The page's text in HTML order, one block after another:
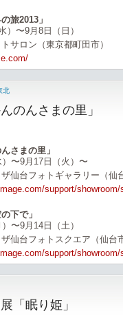
旅2013」
）〜9月8日（日）
サロン（東京都町田市）
北
のんさまの里」
さまの里」
〜9月17日（火）〜
仙台フォトギャラリー（仙
support/
下で」
〜9月14日（土）
仙台フォトスクエア（仙台
support/
「眠り姫」